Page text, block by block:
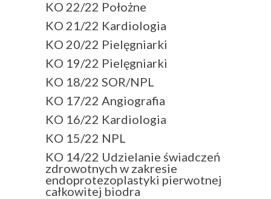
KO 22/22 Położne
KO 21/22 Kardiologia
KO 20/22 Pielęgniarki
KO 19/22 Pielęgniarki
KO 18/22 SOR/NPL
KO 17/22 Angiografia
KO 16/22 Kardiologia
KO 15/22 NPL
KO 14/22 Udzielanie świadczeń
zdrowotnych w zakresie
endoprotezoplastyki pierwotnej
całkowitej biodra